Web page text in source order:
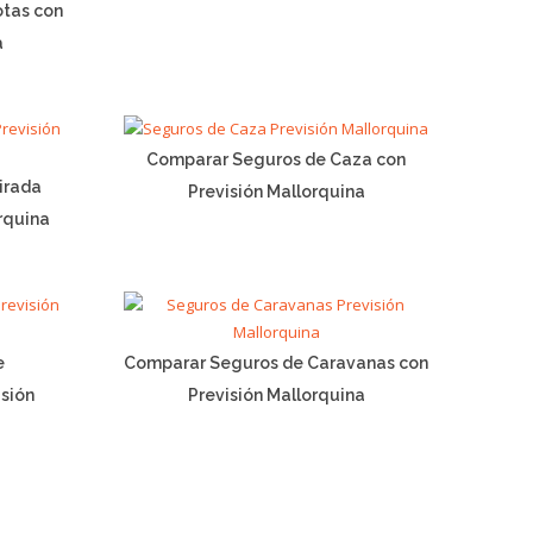
con
Comparar Seguros de Caza con
Previsión Mallorquina
Comparar Seguros de Caravanas con
Previsión Mallorquina